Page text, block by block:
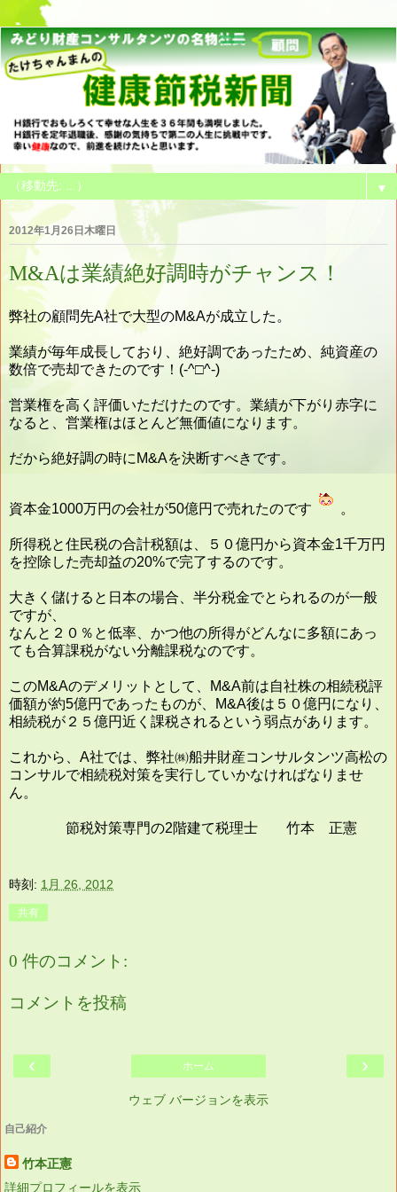
▼
2012年1月26日木曜日
M&Aは業績絶好調時がチャンス！
弊社の顧問先A社で大型のM&Aが成立した。
業績が毎年成長しており、絶好調であったため、純資産の
数倍で売却できたのです！(-^□^-)
営業権を高く評価いただけたのです。業績が下がり赤字に
なると、営業権はほとんど無価値になります。
だから絶好調の時にM&Aを決断すべきです。
資本金1000万円の会社が50億円で売れたのです 。
所得税と住民税の合計税額は、５０億円から資本金1千万円
を控除した売却益の20%で完了するのです。
大きく儲けると日本の場合、半分税金でとられるのが一般
ですが、
なんと２０％と低率、かつ他の所得がどんなに多額にあっ
ても合算課税がない分離課税なのです。
このM&Aのデメリットとして、M&A前は自社株の相続税評
価額が約5億円であったものが、M&A後は５０億円になり、
相続税が２５億円近く課税されるという弱点があります。
これから、A社では、弊社㈱船井財産コンサルタンツ高松の
コンサルで相続税対策を実行していかなければなりませ
ん。
節税対策専門の2階建て税理士 竹本 正憲
時刻: 1月 26, 2012
共有
0 件のコメント:
コメントを投稿
‹ ›
ホーム
ウェブ バージョンを表示
自己紹介
竹本正憲
詳細プロフィールを表示